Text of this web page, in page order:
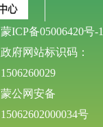
蒙ICP备05006420号-1
政府网站标识码：
1506260029
蒙公网安备
15062602000034号